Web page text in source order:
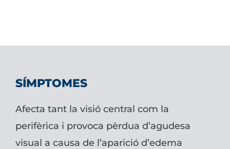
SÍMPTOMES
Afecta tant la visió central com la
perifèrica i provoca pèrdua d’agudesa
visual a causa de l’aparició d’edema